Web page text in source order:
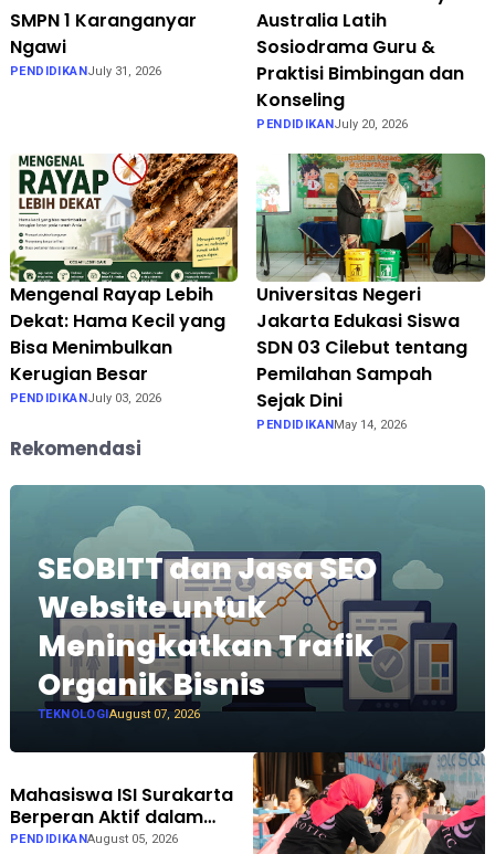
SMPN 1 Karanganyar
Ngawi
PENDIDIKANJuly 31, 2026
Australia Latih
Sosiodrama Guru &
Praktisi Bimbingan dan
Konseling
PENDIDIKANJuly 20, 2026
Mengenal Rayap Lebih
Dekat: Hama Kecil yang
Bisa Menimbulkan
Kerugian Besar
PENDIDIKANJuly 03, 2026
Universitas Negeri
Jakarta Edukasi Siswa
SDN 03 Cilebut tentang
Pemilahan Sampah
Sejak Dini
PENDIDIKANMay 14, 2026
Rekomendasi
SEOBITT dan Jasa SEO
Website untuk
Meningkatkan Trafik
Organik Bisnis
TEKNOLOGIAugust 07, 2026
Mahasiswa ISI Surakarta
Berperan Aktif dalam
Persiapan hingga
PENDIDIKANAugust 05, 2026